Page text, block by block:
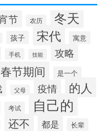
节 农历 冬天
孩子 宋代 寓意
手机 技能 攻略
春节期间 是一个
父母 疫情 的人
考试 自己的
还不 都是 长辈